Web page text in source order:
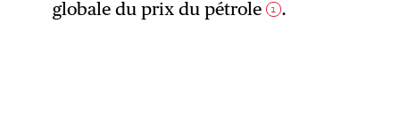
globale du prix du pétrole
1 .